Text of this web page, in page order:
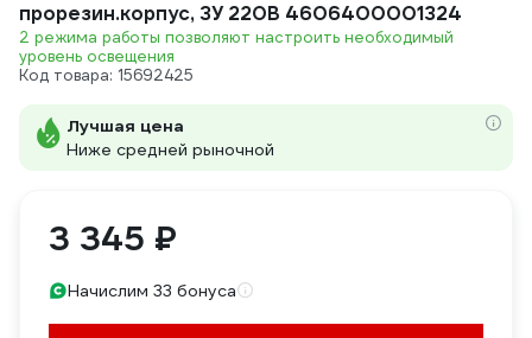
прорезин.корпус, ЗУ 220В 4606400001324
2 режима работы позволяют настроить необходимый
уровень освещения
Код товара: 15692425
Лучшая цена
Ниже средней рыночной
3 345 ₽
Начислим 33 бонуса